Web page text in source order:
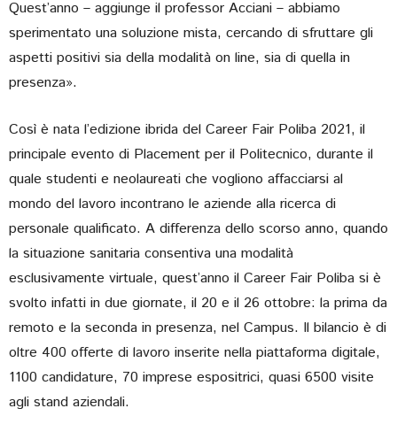
Quest’anno – aggiunge il professor Acciani – abbiamo
sperimentato una soluzione mista, cercando di sfruttare gli
aspetti positivi sia della modalità on line, sia di quella in
presenza».
Così è nata l’edizione ibrida del Career Fair Poliba 2021, il
principale evento di Placement per il Politecnico, durante il
quale studenti e neolaureati che vogliono affacciarsi al
mondo del lavoro incontrano le aziende alla ricerca di
personale qualificato. A differenza dello scorso anno, quando
la situazione sanitaria consentiva una modalità
esclusivamente virtuale, quest’anno il Career Fair Poliba si è
svolto infatti in due giornate, il 20 e il 26 ottobre: la prima da
remoto e la seconda in presenza, nel Campus. Il bilancio è di
oltre 400 offerte di lavoro inserite nella piattaforma digitale,
1100 candidature, 70 imprese espositrici, quasi 6500 visite
agli stand aziendali.